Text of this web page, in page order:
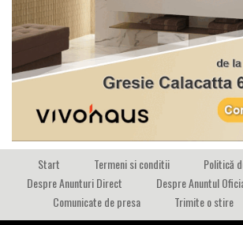
Start Termeni si conditii
Politică
Despre Anunturi Direct
Despre Anuntul
Comunicate de presa
Trimite o stire